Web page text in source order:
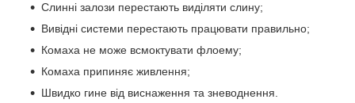
Слинні залози перестають виділяти слину;
Вивідні системи перестають працювати правильно;
Комаха не може всмоктувати флоему;
Комаха припиняє живлення;
Швидко гине від виснаження та зневоднення.